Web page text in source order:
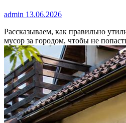
admin 13.06.2026
Рассказываем, как правильно
мусор за городом, чтобы не